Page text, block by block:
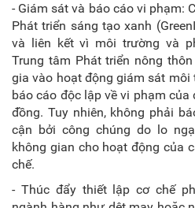
- Giám sát và báo cáo vi phạm:
Phát triển sáng tạo xanh
và liên kết vì môi trường và
Trung tâm Phát triển nông
gia vào hoạt động giám sát môi
báo cáo độc lập về vi phạm
đồng. Tuy nhiên, không phải
cận bởi công chúng do lo
không gian cho hoạt động của
chế.
- Thúc đẩy thiết lập cơ chế